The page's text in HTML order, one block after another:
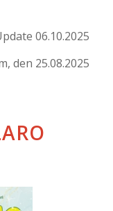
06.10.2025
den 25.08.2025